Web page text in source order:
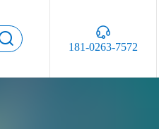
181-0263-7572